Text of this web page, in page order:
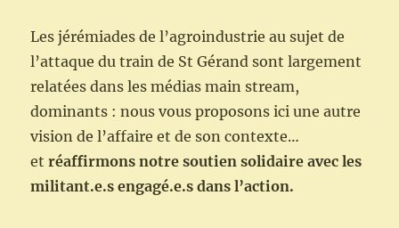
Les jérémiades de l’agroindustrie au sujet de
l’attaque du train de St Gérand sont largement
relatées dans les médias main stream,
dominants : nous vous proposons ici une autre
vision de l’affaire et de son contexte…
etréaffirmons notre soutien solidaire avec les
militant.e.s engagé.e.s dans l’action.